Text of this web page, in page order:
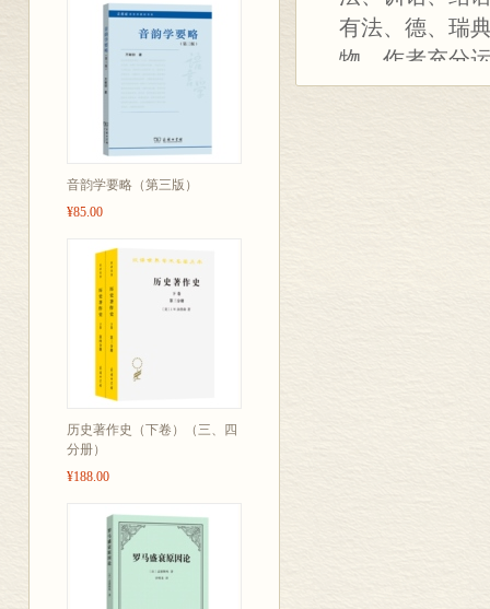
音韵学要略（第三版）
¥85.00
历史著作史（下卷）（三、四
分册）
¥188.00
有法、德、瑞
物。作者充分
例精当、深入